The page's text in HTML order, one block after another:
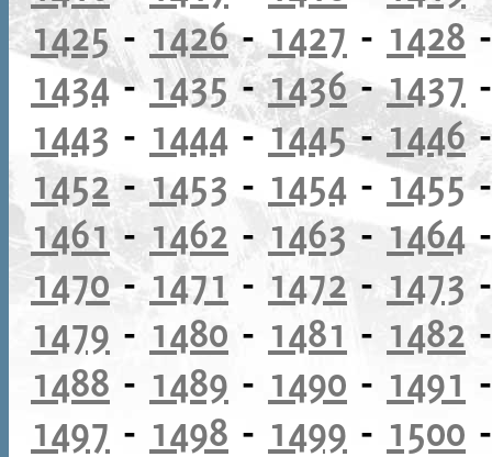
1425- 1426-1427 - 1428
1434- 1435 -1436-1437
1443 - 1444-1445-1446
1452- 1453 - 1454 - 1455
1461- 1462 - 1463 - 1464
1470- 1471 - 1472 - 1473
1479 - 1480 - 1481 - 1482
1488 - 1489 - 1490 - 1491
1497 - 1498 - 1499 - 1500